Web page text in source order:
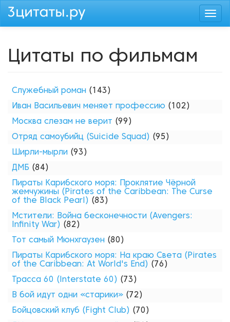
Перейти
Цитаты по фильмам
Служебный роман (143)
Иван Васильевич меняет профессию (102)
Москва слезам не верит (99)
Отряд самоубийц (Suicide Squad) (95)
Ширли-мырли (93)
ДМБ (84)
Пираты Карибского моря: Проклятие Чёрной
жемчужины (Pirates of the Caribbean: The Curse
of the Black Pearl) (83)
Мстители: Война бесконечности (Avengers:
Infinity War) (82)
Тот самый Мюнхгаузен (80)
Пираты Карибского моря: На краю Света (Pirates
of the Caribbean: At World's End) (76)
Трасса 60 (Interstate 60) (73)
В бой идут одни «старики» (72)
Бойцовский клуб (Fight Club) (70)